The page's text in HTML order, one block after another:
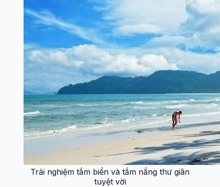
Trải nghiệm tắm biển và tắm nắng thư giãn
tuyệt vời